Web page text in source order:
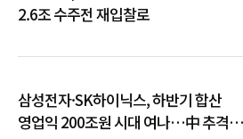
2.6조 수주전 재입찰로
삼성전자·SK하이닉스, 하반기 합산
영업익 200조원 시대 여나…中 추격은